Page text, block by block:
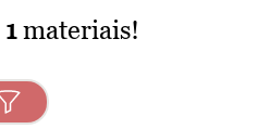
1materiais!